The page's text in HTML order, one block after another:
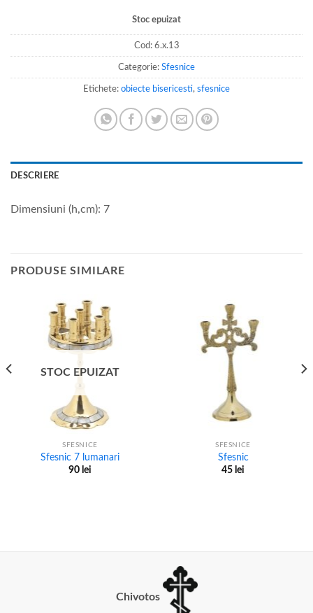
Stoc epuizat
Cod: 6.x.13
Categorie: Sfesnice
Etichete: obiecte bisericesti, sfesnice
DESCRIERE
Dimensiuni (h,cm): 7
PRODUSE SIMILARE
STOC EPUIZAT
SFESNICE
Sfesnic 7 lumanari
90 lei
SFESNICE
Sfesnic
45 lei
Chivotos